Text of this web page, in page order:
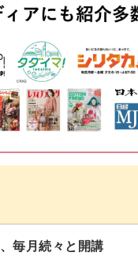
る
して貼りつける
縫いする
生地を貼りつける
スチック板をカットする
に目打ちで穴を開ける
とフェルトを貼り合わせる
毎月続々と開講